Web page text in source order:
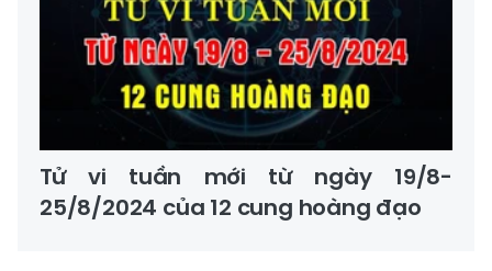
Tử vi tuần mới từ ngày 19/8-
25/8/2024 của 12 cung hoàng đạo